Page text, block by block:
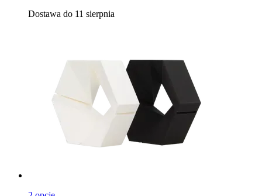
Dostawa do 11 sierpnia